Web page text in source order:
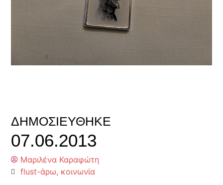
ΔΗΜΟΣΙΕΎΘΗΚΕ
07.06.2013
Μαριλένα Καραφώτη
flust-άρω, κοινωνία